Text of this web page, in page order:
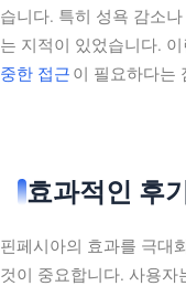
습니다. 특히 성욕 감소
는 지적이 있었습니다.
중한 접근 이 필요하다는
효과적인 후기
핀페시아의 효과를 극대
것이 중요합니다. 사용자